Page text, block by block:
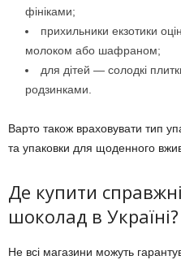
фініками;
прихильники екзотики
молоком або шафраном;
для дітей — солодкі
родзинками.
Варто також враховувати тип
та упаковки для щоденного
Де купити
шоколад в Україні?
Не всі магазини можуть